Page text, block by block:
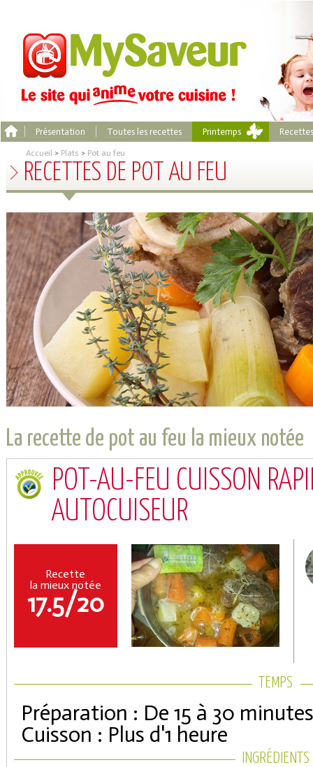
Présentation Toutes les recettes Printemps
Accueil > Plats > Pot au feu
RECETTES DE POT AU FEU
La recette de pot au feu la mieux notée
POT-AU-FEU CUISSON
AUTOCUISEUR
Recette
la mieux notée
17.5/20
TEMPS
Préparation : De 15 à 30 minutes
Cuisson : Plus d'1 heure
INGRÉDIENTS
Coupons de réduction